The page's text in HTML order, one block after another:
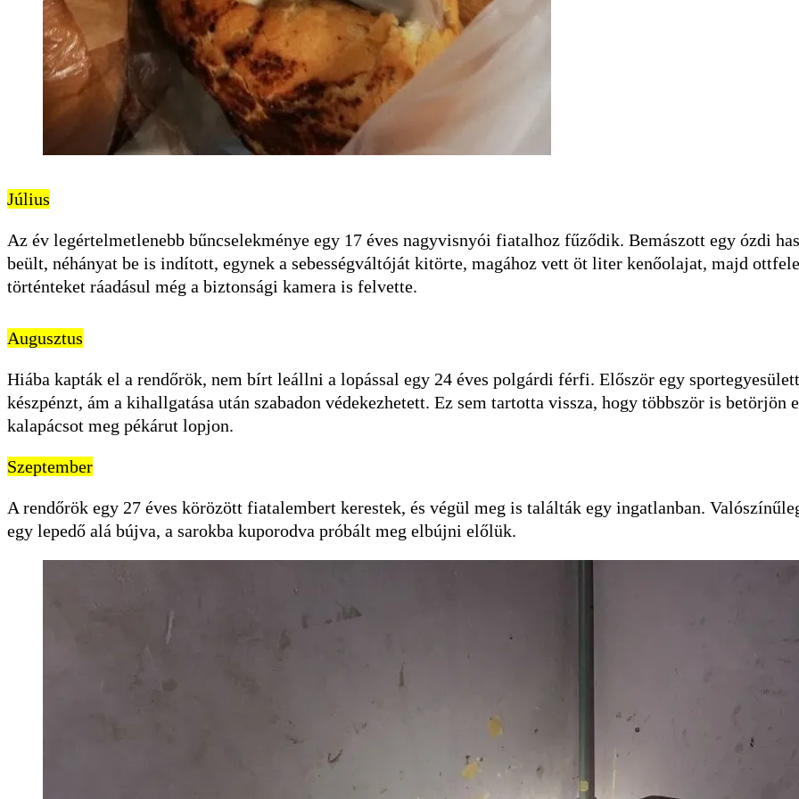
Július
Az év legértelmetlenebb bűncselekménye egy 17 éves nagyvisnyói fiatalhoz fűződik. Bemászott egy ózdi
beült, néhányat be is indított, egynek a sebességváltóját kitörte, magához vett öt liter kenőolajat, majd
történteket ráadásul még a biztonsági kamera is felvette.
Augusztus
Hiába kapták el a rendőrök, nem bírt leállni a lopással egy 24 éves polgárdi férfi. Először egy
készpénzt, ám a kihallgatása után szabadon védekezhetett. Ez sem tartotta vissza, hogy többször is betörjön
kalapácsot meg pékárut lopjon.
Szeptember
A rendőrök egy 27 éves körözött fiatalembert kerestek, és végül meg is találták egy ingatlanban.
egy lepedő alá bújva, a sarokba kuporodva próbált meg elbújni előlük.